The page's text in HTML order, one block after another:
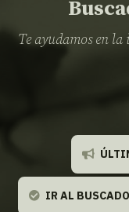
Te ayudamos en la
IR AL